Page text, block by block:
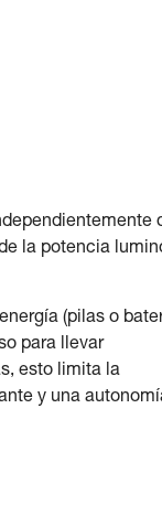
la potencia
(pilas o
para llevar
esto limita la
y una